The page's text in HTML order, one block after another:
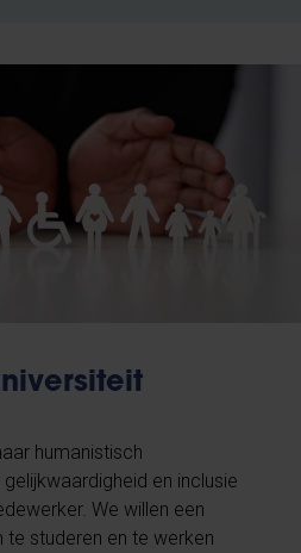
humanistisch
en inclusie
We willen een
studeren en te werken